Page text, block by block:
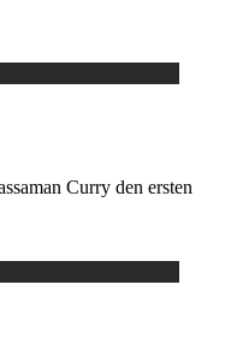
Curry den ersten